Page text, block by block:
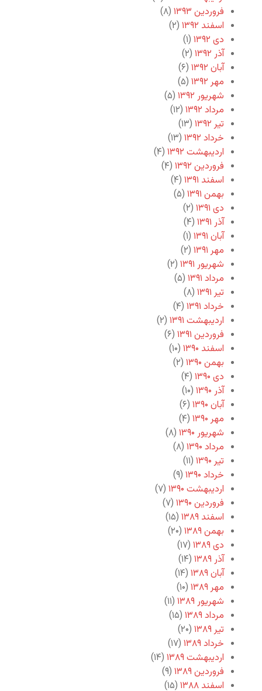
فروردین ۱۳۹۳
(۸)
اسفند ۱۳۹۲
(۲)
دی ۱۳۹۲
(۱)
آذر ۱۳۹۲
(۲)
آبان ۱۳۹۲
(۶)
مهر ۱۳۹۲
(۵)
شهریور ۱۳۹۲
(۵)
مرداد ۱۳۹۲
(۱۲)
تیر ۱۳۹۲
(۱۳)
خرداد ۱۳۹۲
(۱۳)
اردیبهشت ۱۳۹۲
(۴)
فروردین ۱۳۹۲
(۴)
اسفند ۱۳۹۱
(۴)
بهمن ۱۳۹۱
(۵)
دی ۱۳۹۱
(۲)
آذر ۱۳۹۱
(۴)
آبان ۱۳۹۱
(۱)
مهر ۱۳۹۱
(۲)
شهریور ۱۳۹۱
(۲)
مرداد ۱۳۹۱
(۵)
تیر ۱۳۹۱
(۸)
خرداد ۱۳۹۱
(۴)
اردیبهشت ۱۳۹۱
(۲)
فروردین ۱۳۹۱
(۶)
اسفند ۱۳۹۰
(۱۰)
بهمن ۱۳۹۰
(۲)
دی ۱۳۹۰
(۴)
آذر ۱۳۹۰
(۱۰)
آبان ۱۳۹۰
(۶)
مهر ۱۳۹۰
(۴)
شهریور ۱۳۹۰
(۸)
مرداد ۱۳۹۰
(۸)
تیر ۱۳۹۰
(۱۱)
خرداد ۱۳۹۰
(۹)
اردیبهشت ۱۳۹۰
(۷)
فروردین ۱۳۹۰
(۷)
اسفند ۱۳۸۹
(۱۵)
بهمن ۱۳۸۹
(۲۰)
دی ۱۳۸۹
(۱۷)
آذر ۱۳۸۹
(۱۴)
آبان ۱۳۸۹
(۱۴)
مهر ۱۳۸۹
(۱۰)
شهریور ۱۳۸۹
(۱۱)
مرداد ۱۳۸۹
(۱۵)
تیر ۱۳۸۹
(۲۰)
خرداد ۱۳۸۹
(۱۷)
اردیبهشت ۱۳۸۹
(۱۴)
فروردین ۱۳۸۹
(۹)
اسفند ۱۳۸۸
(۱۵)